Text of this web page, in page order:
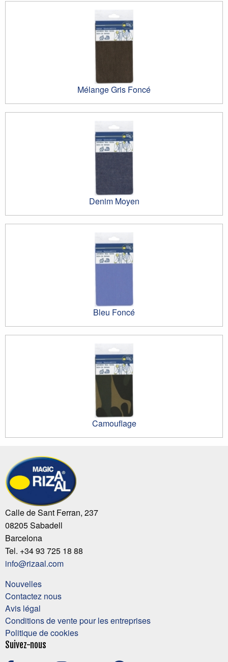
Mélange Gris Foncé
Denim Moyen
Bleu Foncé
Camouflage
Calle de Sant Ferran, 237
08205 Sabadell
Barcelona
Tel. +34 93 725 18 88
info@rizaal.com
Nouvelles
Contactez nous
Avis légal
Conditions de vente pour les entreprises
Politique de cookies
Suivez-nous